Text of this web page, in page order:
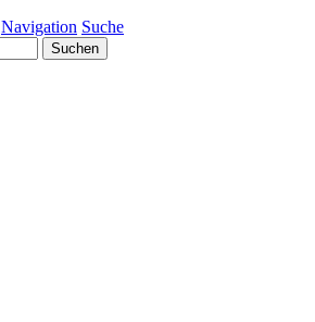
Navigation Suche